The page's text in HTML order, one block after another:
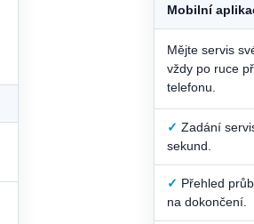
Mobilní
Mějte servis
vždy po ruce
telefonu.
✓ Zadání
sekund.
✓ Přehled
na dokončení.